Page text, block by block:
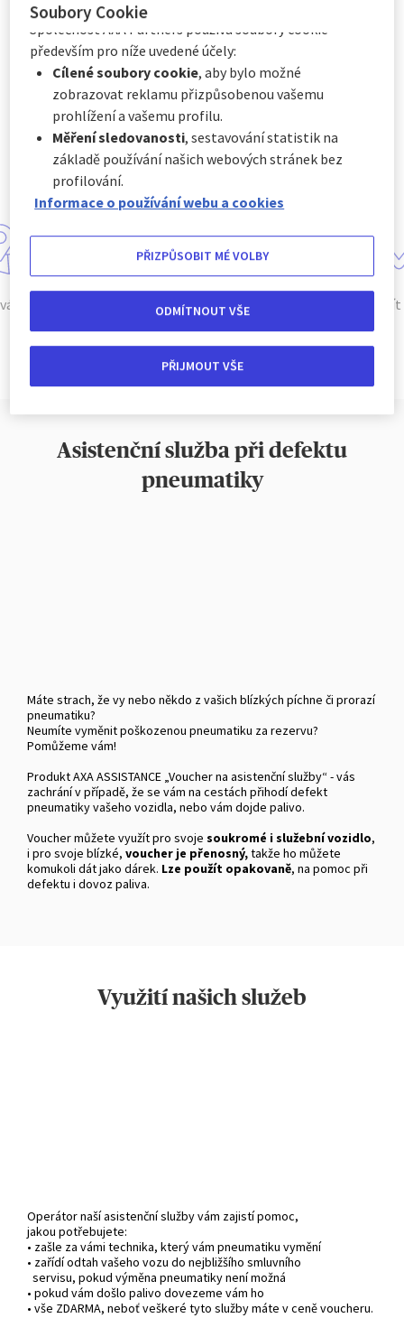
„Voucher na asistenční služby“ vás zachrání v případě, že se
vám na cestách přihodí defekt pneumatiky, nebo vám dojde
palivo.
NAPIŠTE NÁM
kdekoli
Jsme k dispozici
Lze
Asistenční služba při defektu
pneumatiky
Máte strach, že vy nebo někdo z vašich blízkých píchne či prorazí
pneumatiku?
Neumíte vyměnit poškozenou pneumatiku za rezervu?
Pomůžeme vám!
Produkt AXA ASSISTANCE „Voucher na asistenční služby“ - vás
zachrání v případě, že se vám na cestách přihodí defekt
pneumatiky vašeho vozidla, nebo vám dojde palivo.
Voucher můžete využít pro svoje soukromé i služební vozidlo,
i pro svoje blízké, voucher je přenosný,takže ho můžete
komukoli dát jako dárek. Lze použít opakovaně, na pomoc při
defektu i dovoz paliva.
Využití našich služeb
Operátor naší asistenční služby vám zajistí pomoc,
jakou potřebujete:
• zašle za vámi technika, který vám pneumatiku vymění
• zařídí odtah vašeho vozu do nejbližšího smluvního
servisu, pokud výměna pneumatiky není možná
• pokud vám došlo palivo dovezeme vám ho
• vše ZDARMA, neboť veškeré tyto služby máte v ceně voucheru.
Soubory Cookie
stránek.
Společnost AXA Partners používá soubory cookie
především pro níže uvedené účely:
Cílené soubory cookie, aby bylo možné
zobrazovat reklamu přizpůsobenou vašemu
prohlížení a vašemu profilu.
Měření sledovanosti, sestavování statistik na
základě používání našich webových stránek bez
profilování.
Informace o používání webu a cookies
PŘIZPŮSOBIT MÉ VOLBY
ODMÍTNOUT VŠE
PŘIJMOUT VŠE